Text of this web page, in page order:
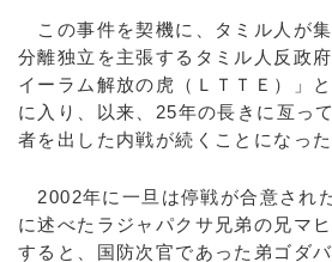
この事件を契機に、タミル人が
分離独立を主張するタミル人反政
イーラム解放の虎（ＬＴＴＥ）」
に入り、以来、25年の長きに亙っ
者を出した内戦が続くことになった
2002年に一旦は停戦が合意され
に述べたラジャパクサ兄弟の兄マ
すると、国防次官であった弟ゴダ